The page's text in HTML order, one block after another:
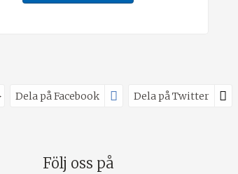
Dela på Facebook Dela på Twitter
Följ oss på